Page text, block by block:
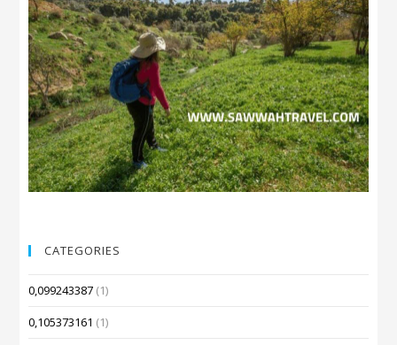
CATEGORIES
0,099243387 (1)
0,105373161 (1)